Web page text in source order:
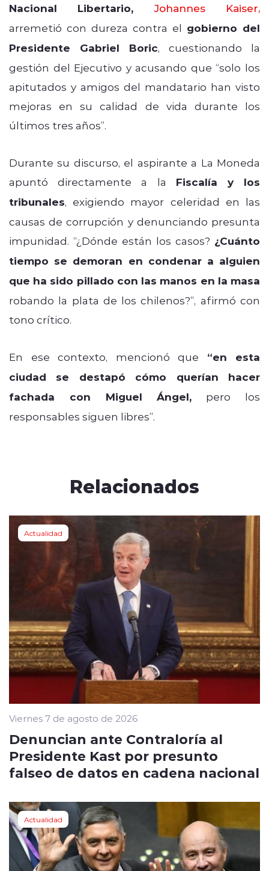
Nacional Libertario,Johannes Kaiser,
arremetió con dureza contra el gobierno del
Presidente Gabriel Boric, cuestionando la
gestión del Ejecutivo y acusando que “solo los
apitutados y amigos del mandatario han visto
mejoras en su calidad de vida durante los
últimos tres años”.
Durante su discurso, el aspirante a La Moneda
apuntó directamente a la Fiscalía y los
tribunales, exigiendo mayor celeridad en las
causas de corrupción y denunciando presunta
impunidad. “¿Dónde están los casos? ¿Cuánto
tiempo se demoran en condenar a alguien
que ha sido pillado con las manos en la masa
robando la plata de los chilenos?”, afirmó con
tono crítico.
En ese contexto, mencionó que “en esta
ciudad se destapó cómo querían hacer
fachada con Miguel Ángel, pero los
responsables siguen libres”.
Relacionados
Actualidad
Viernes 7 de agosto de 2026
Denuncian ante Contraloría al
Presidente Kast por presunto
falseo de datos en cadena nacional
Actualidad